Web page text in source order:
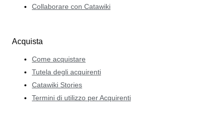
Collaborare con Catawiki
Acquista
Come acquistare
Tutela degli acquirenti
Catawiki Stories
Termini di utilizzo per Acquirenti